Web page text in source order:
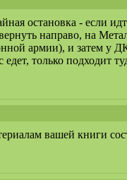
- если идти
направо, на
армии), и затем у
только подходит
вашей книги